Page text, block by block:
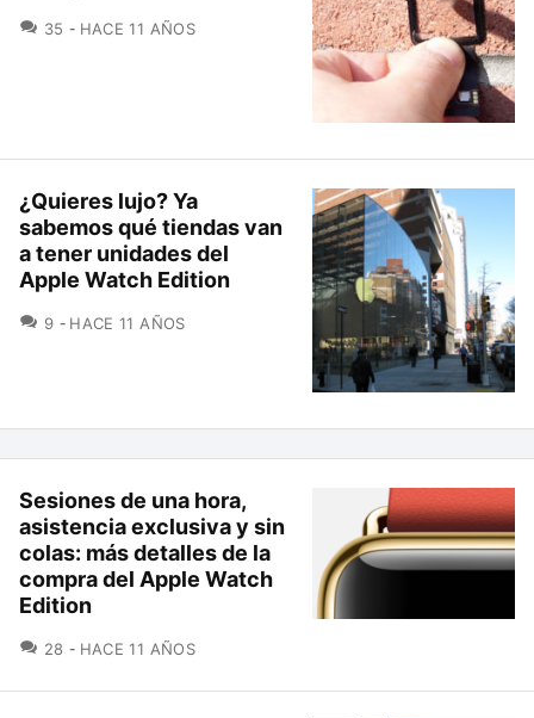
35 COMENTARIOS
HACE 11 AÑOS
¿Quieres lujo? Ya
sabemos qué tiendas van
a tener unidades del
Apple Watch Edition
9 COMENTARIOS
HACE 11 AÑOS
Sesiones de una hora,
asistencia exclusiva y sin
colas: más detalles de la
compra del Apple Watch
Edition
28 COMENTARIOS
HACE 11 AÑOS